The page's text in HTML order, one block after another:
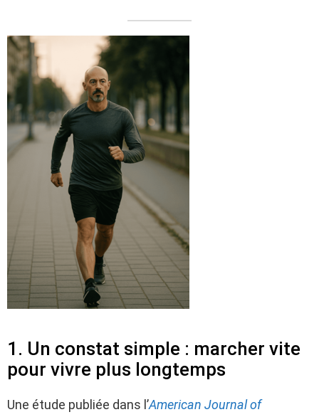
1. Un constat simple : marcher vite
pour vivre plus longtemps
Une étude publiée dans l’American Journal of